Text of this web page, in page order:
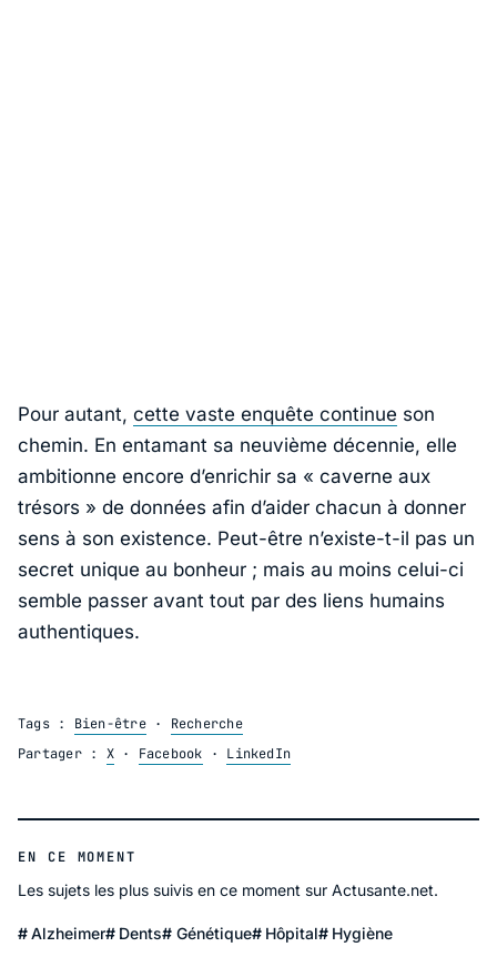
Pour autant, cette vaste enquête continue son
chemin. En entamant sa neuvième décennie, elle
ambitionne encore d’enrichir sa « caverne aux
trésors » de données afin d’aider chacun à donner
sens à son existence. Peut-être n’existe-t-il pas un
secret unique au bonheur ; mais au moins celui-ci
semble passer avant tout par des liens humains
authentiques.
Tags : Bien-être· Recherche
Partager : X· Facebook · LinkedIn
EN CE MOMENT
Les sujets les plus suivis en ce moment sur Actusante.net.
Alzheimer Dents Génétique Hôpital Hygiène